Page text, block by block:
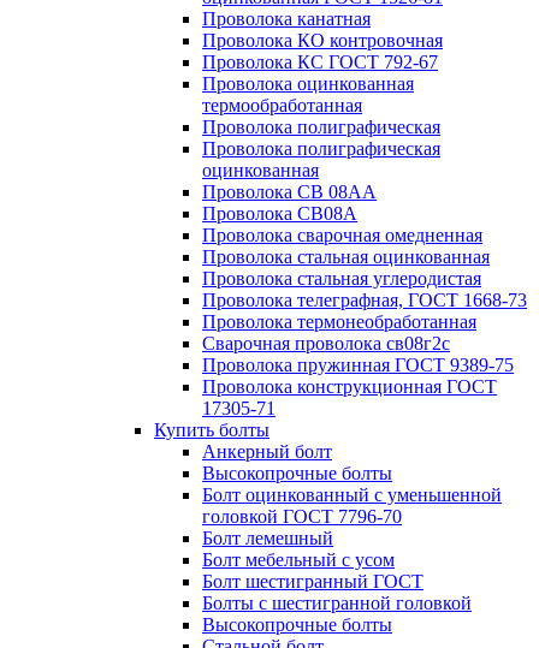
Проволока канатная
Проволока КО контровочная
Проволока КС ГОСТ 792-67
Проволока оцинкованная
термообработанная
Проволока полиграфическая
Проволока полиграфическая
оцинкованная
Проволока СВ 08АА
Проволока СВ08А
Проволока сварочная омедненная
Проволока стальная оцинкованная
Проволока стальная углеродистая
Проволока телеграфная, ГОСТ 1668-73
Проволока термонеобработанная
Сварочная проволока св08г2с
Проволока пружинная ГОСТ 9389-75
Проволока конструкционная ГОСТ
17305-71
Купить болты
Анкерный болт
Высокопрочные болты
Болт оцинкованный с уменьшенной
головкой ГОСТ 7796-70
Болт лемешный
Болт мебельный с усом
Болт шестигранный ГОСТ
Болты с шестигранной головкой
Высокопрочные болты